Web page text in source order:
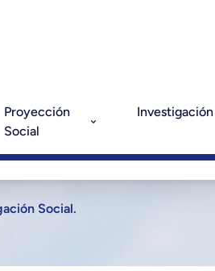
Proyección
Social
Investigación
Social.